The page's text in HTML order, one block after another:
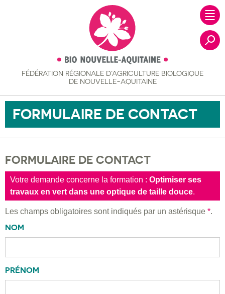
FÉDÉRATION RÉGIONALE D’AGRICULTURE BIOLOGIQUE
DE NOUVELLE-AQUITAINE
FORMULAIRE DE CONTACT
FORMULAIRE DE CONTACT
Votre demande concerne la formation : Optimiser ses
travaux en vert dans une optique de taille douce.
Les champs obligatoires sont indiqués par un astérisque *.
NOM
PRÉNOM